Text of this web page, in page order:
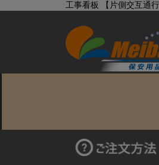
工事看板 【片側交互通